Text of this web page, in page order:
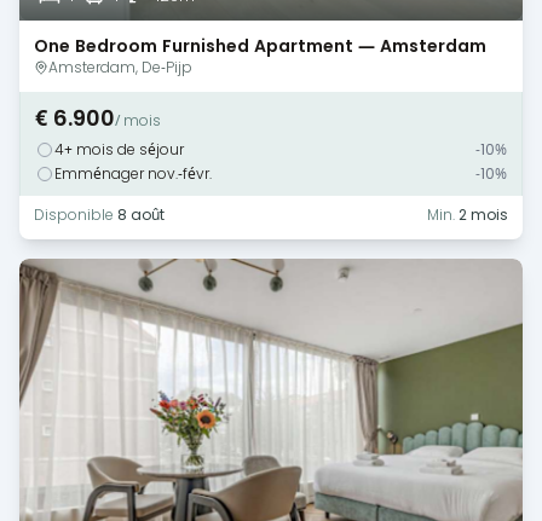
One Bedroom Furnished Apartment — Amsterdam
Amsterdam, De-Pijp
€ 6.900/ mois
4+ mois de séjour
-10%
Emménager nov.-févr.
-10%
Disponible 8 août Min.2 mois